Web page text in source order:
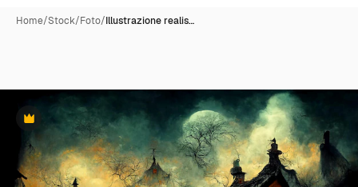
Home/Stock/Foto/Illustrazione realis…
Premium